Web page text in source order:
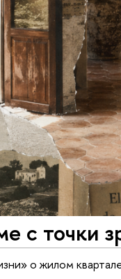
с точки
о жилом